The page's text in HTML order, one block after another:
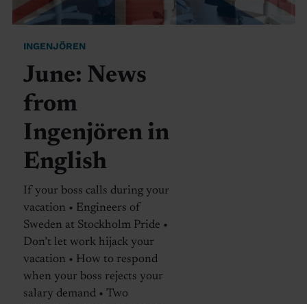
INGENJÖREN
June: News
from
Ingenjören in
English
If your boss calls during your
vacation • Engineers of
Sweden at Stockholm Pride •
Don’t let work hijack your
vacation • How to respond
when your boss rejects your
salary demand • Two